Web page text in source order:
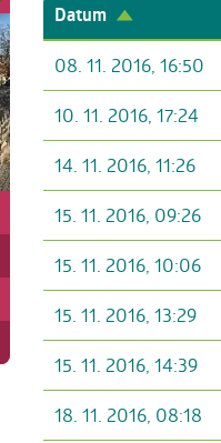
Datum
08. 11. 2016, 16:50
10. 11. 2016, 17:24
14. 11. 2016, 11:26
15. 11. 2016, 09:26
15. 11. 2016, 10:06
15. 11. 2016, 13:29
15. 11. 2016, 14:39
18. 11. 2016, 08:18